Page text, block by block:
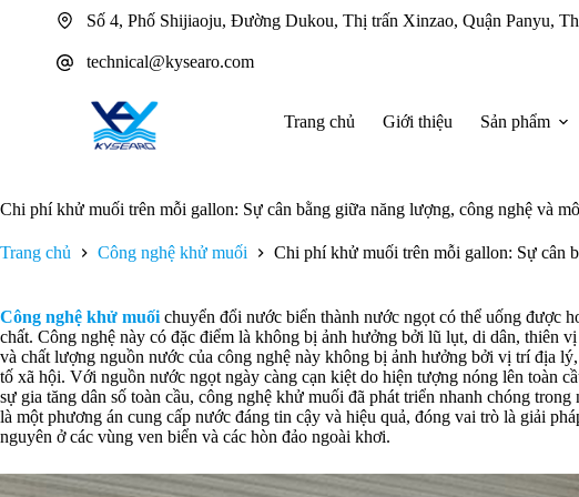
Số 4, Phố Shijiaoju, Đường Dukou, Thị trấn Xinzao, Quận Panyu,
technical@kysearo.com
Trang chủ Giới thiệu Sản phẩm
Chi phí khử muối trên mỗi gallon: Sự cân bằng giữa năng lượng, công nghệ và
Trang chủ Công nghệ khử muối Chi phí khử muối trên mỗi gallon: Sự cân
Công nghệ khử muối chuyển đổi nước biển thành nước ngọt có thể uống được
chất. Công nghệ này có đặc điểm là không bị ảnh hưởng bởi lũ lụt, di dân, thiên
và chất lượng nguồn nước của công nghệ này không bị ảnh hưởng bởi vị trí địa
tố xã hội. Với nguồn nước ngọt ngày càng cạn kiệt do hiện tượng nóng lên toàn
sự gia tăng dân số toàn cầu, công nghệ khử muối đã phát triển nhanh chóng
là một phương án cung cấp nước đáng tin cậy và hiệu quả, đóng vai trò là giải
nguyên ở các vùng ven biển và các hòn đảo ngoài khơi.